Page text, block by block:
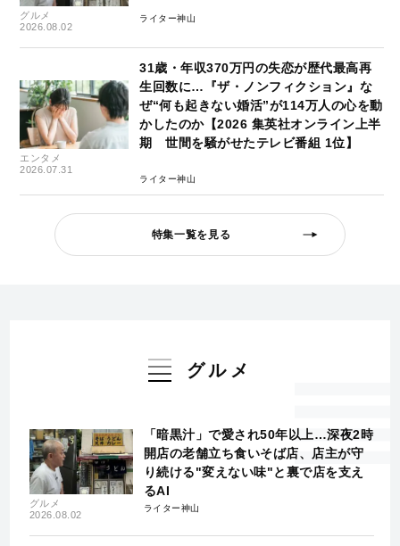
グルメ
2026.08.02
ライター神山
エンタメ
2026.07.31
31歳・年収370万円の失恋が歴代最高再
生回数に…『ザ・ノンフィクション』な
ぜ“何も起きない婚活”が114万人の心を動
かしたのか【2026 集英社オンライン上半
期 世間を騒がせたテレビ番組 1位】
ライター神山
特集一覧を見る
グルメ
グルメ
2026.08.02
「暗黒汁」で愛され50年以上…深夜2時
開店の老舗立ち食いそば店、店主が守
り続ける"変えない味"と裏で店を支え
るAI
ライター神山